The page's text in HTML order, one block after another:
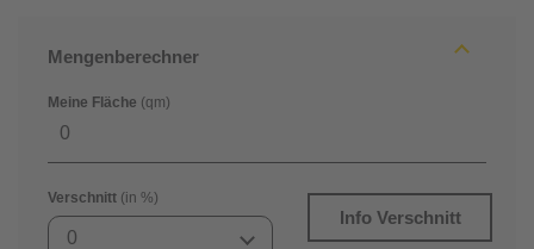
Mengenberechner
Meine Fläche (qm)
Verschnitt (in %)
0
Info Verschnitt